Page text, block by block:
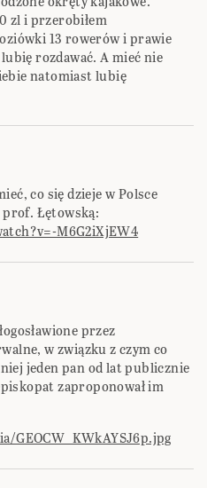
zl i przerobiłem
13 rowerów i prawie
rozdawać. A mieć nie
natomiast lubię
co się dzieje w Polsce
prof. Łętowską:
M6G2iXjEW4
przez
w związku z czym co
jeden pan od lat publicznie
zaproponował im